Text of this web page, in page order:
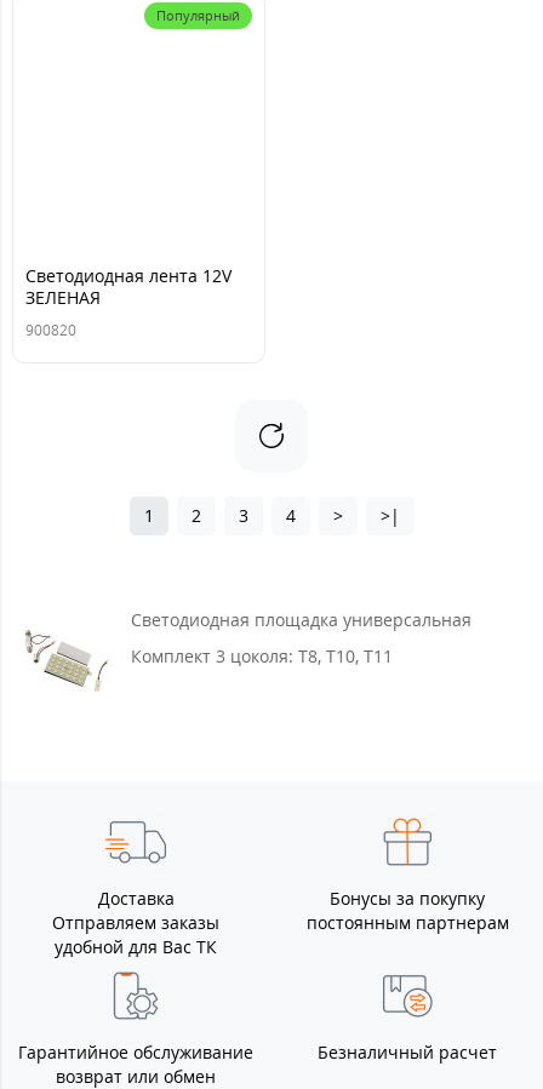
Популярный
Светодиодная лента 12V
ЗЕЛЕНАЯ
SMD5050(30шт/1м) IP20
бел осн (в бобине: 5 м)
900820
1 2 3 4 > >|
Светодиодная площадка универсальная
Комплект 3 цоколя: T8, T10, T11
Доставка
Отправляем заказы
удобной для Вас ТК
Бонусы за покупку
постоянным партнерам
Гарантийное обслуживание
возврат или обмен
Безналичный расчет